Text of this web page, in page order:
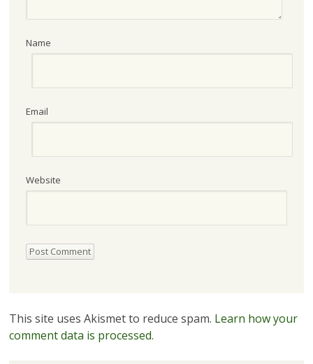
Name
Email
Website
This site uses Akismet to reduce spam. Learn how your
comment data is processed.